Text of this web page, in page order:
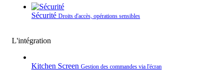
Sécurité Droits d'accès, opérations sensibles
L'intégration
Kitchen Screen Gestion des commandes via l'écran